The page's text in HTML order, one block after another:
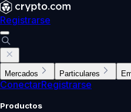
Registrarse
Mercados Particulares
ConectarRegistrarse
Productos